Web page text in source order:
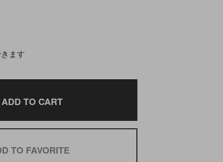
ます
ADD TO CART
TO FAVORITE